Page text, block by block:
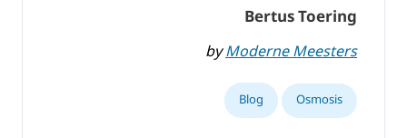
Bertus Toering
byModerne Meesters
Osmosis
Blog